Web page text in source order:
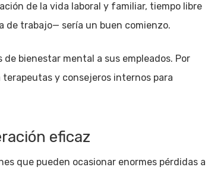
de la vida laboral y familiar, tiempo libre
de trabajo— sería un buen comienzo.
bienestar mental a sus empleados. Por
y consejeros internos para
eficaz
que pueden ocasionar enormes pérdidas a